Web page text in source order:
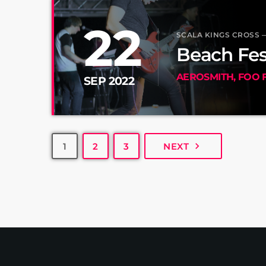
22
SEP 2022
SCALA KINGS CROSS
Beach
AEROSMITH, FOO
1 2 3 NEXT navigate_next